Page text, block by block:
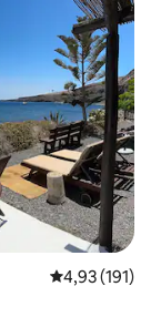
Priemerné
4,93 (191)